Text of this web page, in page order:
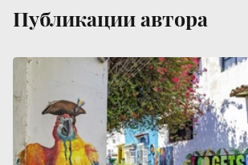
Публикации автора